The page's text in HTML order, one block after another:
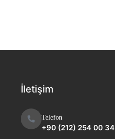
İletişim
Telefon
+90 (212) 254 00 34